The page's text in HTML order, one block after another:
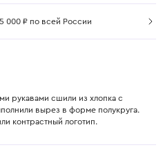
000 ₽ по всей России
рукавами сшили из хлопка с
вырез в форме полукруга.
контрастный логотип.